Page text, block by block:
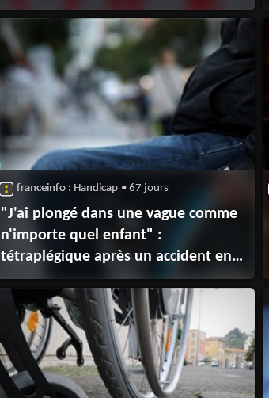
pour obtenir de meilleurs salaires et
un statut de fonctionnaire
franceinfo : Handicap • 67 jours
"J'ai plongé dans une vague comme
n'importe quel enfant" :
tétraplégique après un accident en
colonie de vacances, Jérémie
demande réparation